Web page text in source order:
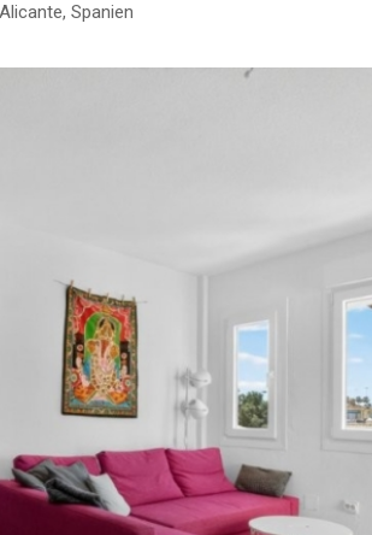
Spanien